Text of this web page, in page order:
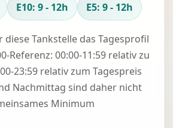
E10: 9 - 12h E5: 9 - 12h
diese Tankstelle das Tagesprofil
Referenz: 00:00-11:59 relativ zu
23:59 relativ zum Tagespreis
Nachmittag sind daher nicht
Minimum